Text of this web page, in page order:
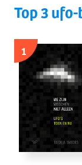
Top 3
1